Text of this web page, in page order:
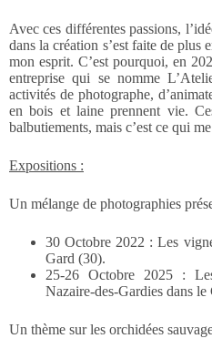
Avec ces différentes passions,
dans la création s’est faite de plus
mon esprit. C’est pourquoi, en
entreprise qui se nomme
activités de photographe,
en bois et laine prennent vie.
balbutiements, mais c’est ce qui
Expositions :
Un mélange de photographies
30 Octobre 2022 : Les
Gard (30).
25-26 Octobre 2025 :
Nazaire-des-Gardies dans le
Un thème sur les orchidées